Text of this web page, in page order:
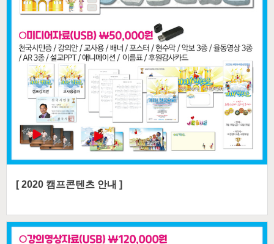
[ 2020 캠프콘텐츠 안내 ]